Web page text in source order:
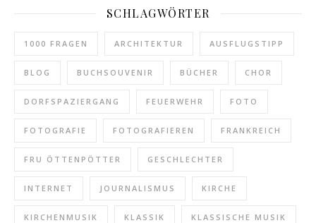
SCHLAGWÖRTER
1000 FRAGEN ARCHITEKTUR AUSFLUGSTIPP
BLOG BUCHSOUVENIR BÜCHER CHOR
DORFSPAZIERGANG FEUERWEHR FOTO
FOTOGRAFIE FOTOGRAFIEREN FRANKREICH
FRU ÖTTENPÖTTER GESCHLECHTER
INTERNET JOURNALISMUS KIRCHE
KIRCHENMUSIK KLASSIK KLASSISCHE MUSIK